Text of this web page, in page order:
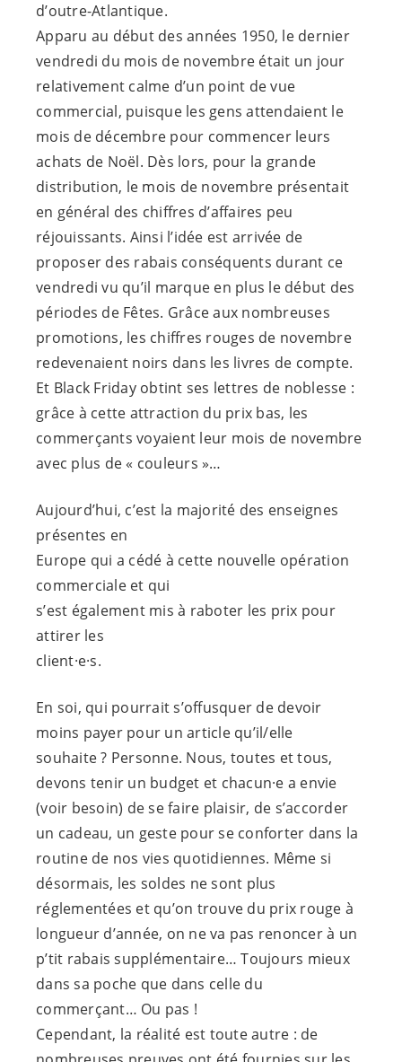
d’outre-Atlantique.
Apparu au début des années 1950, le dernier
vendredi du mois de novembre était un jour
relativement calme d’un point de vue
commercial, puisque les gens attendaient le
mois de décembre pour commencer leurs
achats de Noël. Dès lors, pour la grande
distribution, le mois de novembre présentait
en général des chiffres d’affaires peu
réjouissants. Ainsi l’idée est arrivée de
proposer des rabais conséquents durant ce
vendredi vu qu’il marque en plus le début des
périodes de Fêtes. Grâce aux nombreuses
promotions, les chiffres rouges de novembre
redevenaient noirs dans les livres de compte.
Et Black Friday obtint ses lettres de noblesse :
grâce à cette attraction du prix bas, les
commerçants voyaient leur mois de novembre
avec plus de « couleurs »…
Aujourd’hui, c’est la majorité des enseignes
présentes en
Europe qui a cédé à cette nouvelle opération
commerciale et qui
s’est également mis à raboter les prix pour
attirer les
client·e·s.
En soi, qui pourrait s’offusquer de devoir
moins payer pour un article qu’il/elle
souhaite ? Personne. Nous, toutes et tous,
devons tenir un budget et chacun·e a envie
(voir besoin) de se faire plaisir, de s’accorder
un cadeau, un geste pour se conforter dans la
routine de nos vies quotidiennes. Même si
désormais, les soldes ne sont plus
réglementées et qu’on trouve du prix rouge à
longueur d’année, on ne va pas renoncer à un
p’tit rabais supplémentaire… Toujours mieux
dans sa poche que dans celle du
commerçant… Ou pas !
Cependant, la réalité est toute autre : de